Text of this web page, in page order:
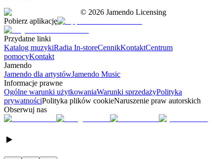
© 2026 Jamendo Licensing
Pobierz aplikację
Przydatne linki
Katalog muzykiRadia In-storeCennikKontaktCentrum
pomocyKontakt
Jamendo
Jamendo dla artystówJamendo Music
Informacje prawne
Ogólne warunki użytkowaniaWarunki sprzedażyPolityka
prywatnościPolityka plików cookieNaruszenie praw autorskich
Obserwuj nas